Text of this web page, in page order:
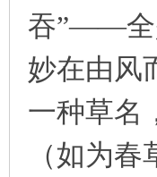
吞”——全
妙在由风
一种草名
（如为